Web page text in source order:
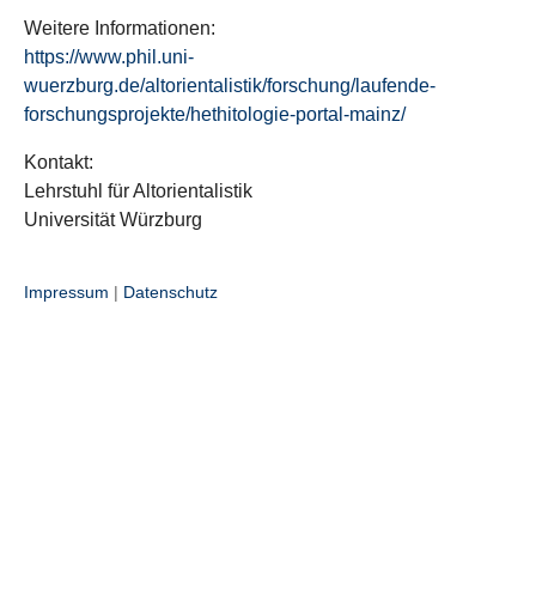
Weitere Informationen:
https://www.phil.uni-
wuerzburg.de/altorientalistik/forschung/laufende-
forschungsprojekte/hethitologie-portal-mainz/
Kontakt:
Lehrstuhl für Altorientalistik
Universität Würzburg
Impressum | Datenschutz